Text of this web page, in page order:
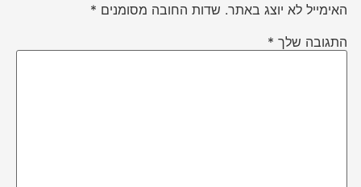
האימייל לא יוצג באתר. שדות החובה מסומנים *
התגובה שלך *